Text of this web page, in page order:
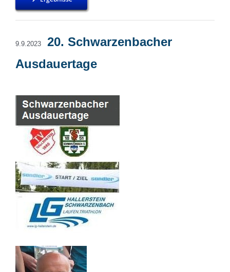
9.9.2023 20. Schwarzenbacher
Ausdauertage